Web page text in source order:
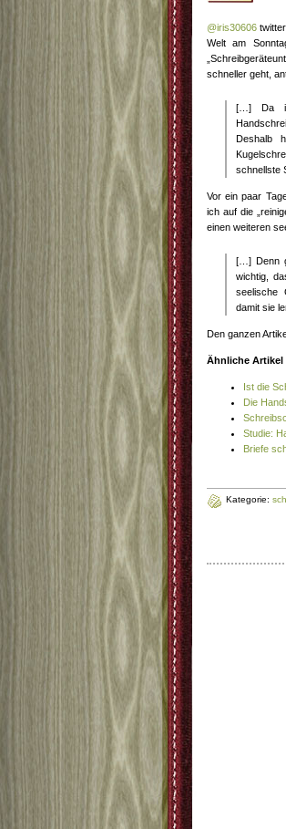
@iris30606
Welt am
schneller geht,
[…] Da
Deshalb
schnellste
Vor ein paar
ich auf die
einen weiteren
[…] Denn
wichtig,
seelische
damit sie
Den ganzen
Ähnliche Artikel
Ist die
Die
Studie:
Briefe
Kategorie: